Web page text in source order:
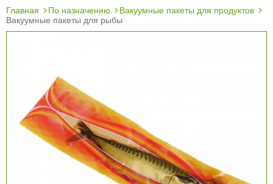
Главная По назначению
Вакуумные пакеты для продуктов
Вакуумные пакеты для рыбы